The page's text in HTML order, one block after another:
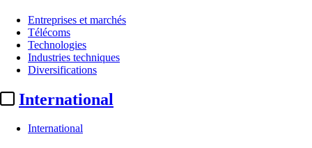
Entreprises et marchés
Télécoms
Technologies
Industries techniques
Diversifications
International
International